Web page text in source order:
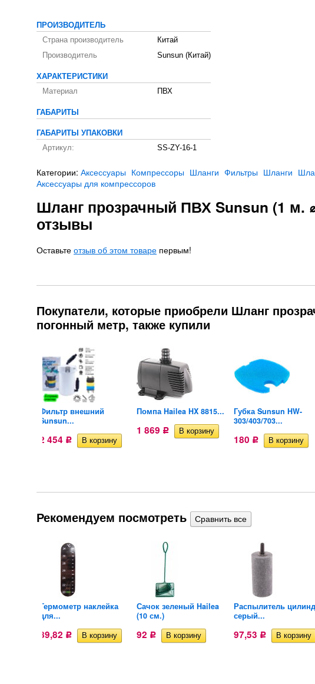
ПРОИЗВОДИТЕЛЬ
Страна производитель
Китай
Производитель
Sunsun (Китай)
ХАРАКТЕРИСТИКИ
Материал
ПВХ
ГАБАРИТЫ
ГАБАРИТЫ УПАКОВКИ
Артикул:
SS-ZY-16-1
Категории: Аксессуары Компрессоры Шланги Фильтры Шланги
Аксессуары для компрессоров
Шланг прозрачный ПВХ Sunsun (1 м.
отзывы
Оставьте отзыв об этом товаре первым!
Покупатели, которые приобрели Шланг
погонный метр, также купили
Фильтр внешний
Sunsun...
2 454 Р
Помпа Hailea HX 8815...
1 869 Р
Губка Sunsun HW-
303/403/703...
180 Р
Рекомендуем посмотреть
Термометр наклейка
для...
89,82 Р
Сачок зеленый Hailea
(10 см.)
92 Р
Распылитель
серый...
97,53 Р